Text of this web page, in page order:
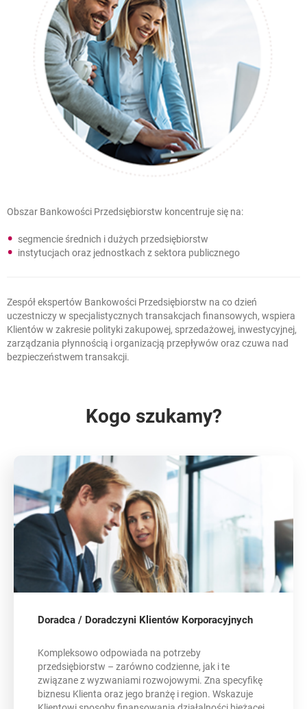
Obszar Bankowości Przedsiębiorstw koncentruje się na:
segmencie średnich i dużych przedsiębiorstw
instytucjach oraz jednostkach z sektora publicznego
Zespół ekspertów Bankowości Przedsiębiorstw na co dzień
uczestniczy w specjalistycznych transakcjach finansowych, wspiera
Klientów w zakresie polityki zakupowej, sprzedażowej, inwestycyjnej,
zarządzania płynnością i organizacją przepływów oraz czuwa nad
bezpieczeństwem transakcji.
Kogo szukamy?
Doradca / Doradczyni Klientów Korporacyjnych
Kompleksowo odpowiada na potrzeby
przedsiębiorstw – zarówno codzienne, jak i te
związane z wyzwaniami rozwojowymi. Zna specyfikę
biznesu Klienta oraz jego branżę i region. Wskazuje